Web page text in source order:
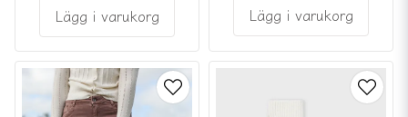
Lägg i varukorg Lägg i varukorg